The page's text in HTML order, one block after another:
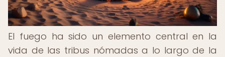
El fuego ha sido un elemento central en la
vida de las tribus nómadas a lo largo de la